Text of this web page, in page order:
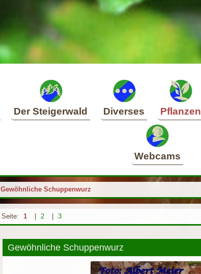
Der Steigerwald Diverses Pflanzen
Webcams
Gewöhnliche Schuppenwurz
Seite: 1 2 3
Gewöhnliche Schuppenwurz